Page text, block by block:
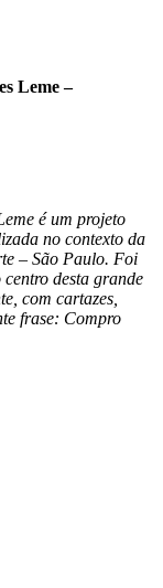
Leme –
é um projeto
no contexto da
– São Paulo. Foi
desta grande
com cartazes,
frase: Compro